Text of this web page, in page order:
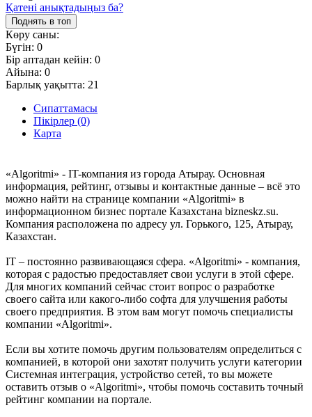
Қатені анықтадыңыз ба?
Поднять в топ
Көру саны:
Бүгін: 0
Бір аптадан кейін: 0
Айына: 0
Барлық уақытта: 21
Сипаттамасы
Пікірлер (0)
Карта
«Algoritmi» - IT-компания из города Атырау. Основная
информация, рейтинг, отзывы и контактные данные – всё это
можно найти на странице компании «Algoritmi» в
информационном бизнес портале Казахстана bizneskz.su.
Компания расположена по адресу ул. Горького, 125, Атырау,
Казахстан.
IT – постоянно развивающаяся сфера. «Algoritmi» - компания,
которая с радостью предоставляет свои услуги в этой сфере.
Для многих компаний сейчас стоит вопрос о разработке
своего сайта или какого-либо софта для улучшения работы
своего предприятия. В этом вам могут помочь специалисты
компании «Algoritmi».
Если вы хотите помочь другим пользователям определиться с
компанией, в которой они захотят получить услуги категории
Системная интеграция, устройство сетей, то вы можете
оставить отзыв о «Algoritmi», чтобы помочь составить точный
рейтинг компании на портале.